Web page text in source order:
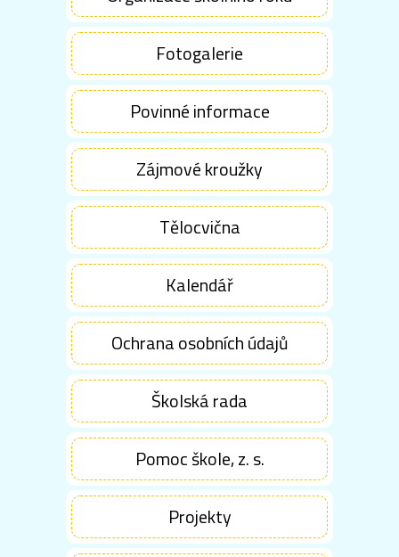
Fotogalerie
Povinné informace
Zájmové kroužky
Tělocvična
Kalendář
Ochrana osobních údajů
Školská rada
Pomoc škole, z. s.
Projekty